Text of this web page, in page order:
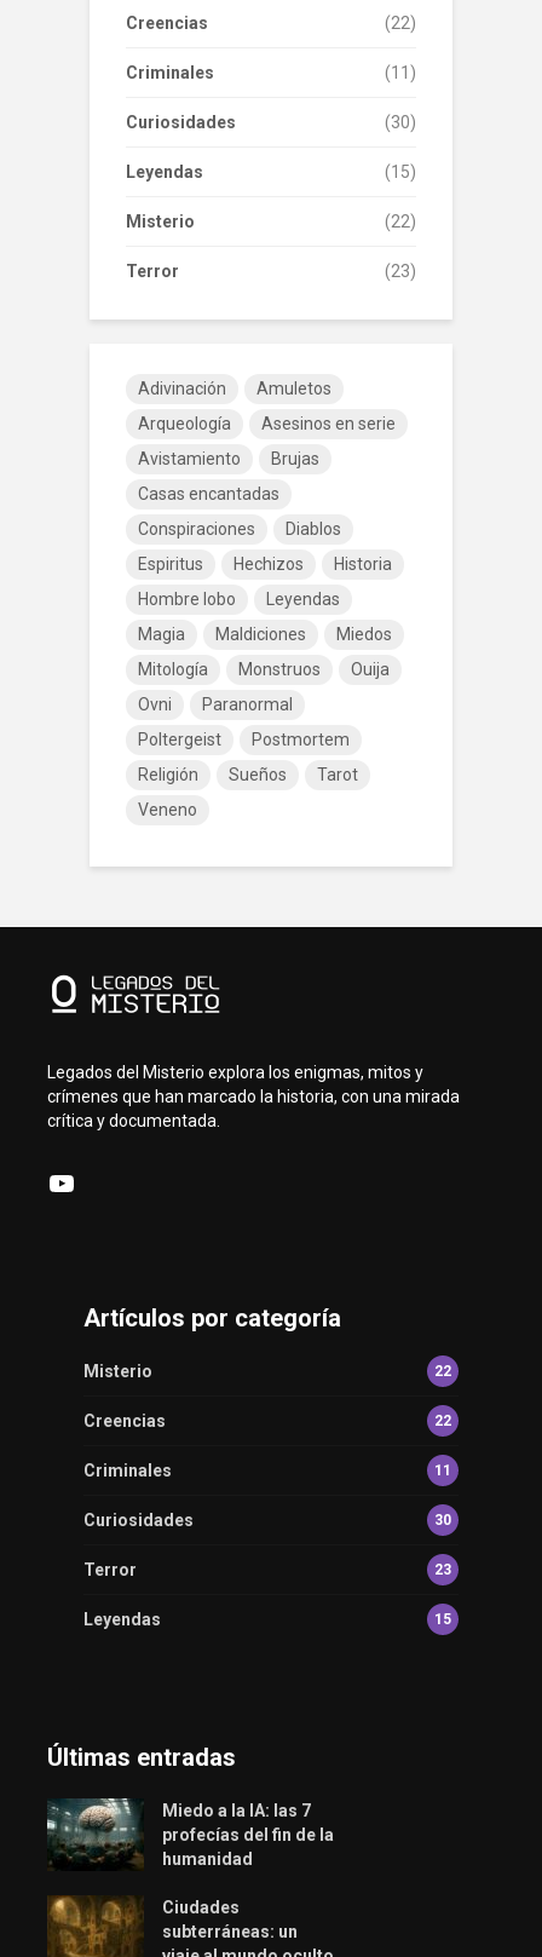
Creencias (22)
Criminales (11)
Curiosidades (30)
Leyendas (15)
Misterio (22)
Terror (23)
Adivinación
Amuletos
Arqueología
Asesinos en serie
Avistamiento
Brujas
Casas encantadas
Conspiraciones
Diablos
Espiritus
Hechizos
Historia
Hombre lobo
Leyendas
Magia
Maldiciones
Miedos
Mitología
Monstruos
Ouija
Ovni
Paranormal
Poltergeist
Postmortem
Religión
Sueños
Tarot
Veneno
Legados del Misterio explora los enigmas, mitos y
crímenes que han marcado la historia, con una mirada
crítica y documentada.
YouTube
Artículos por categoría
Misterio 22
Creencias 22
Criminales 11
Curiosidades 30
Terror 23
Leyendas 15
Últimas entradas
Miedo a la IA: las 7
profecías del fin de la
humanidad
Ciudades
subterráneas: un